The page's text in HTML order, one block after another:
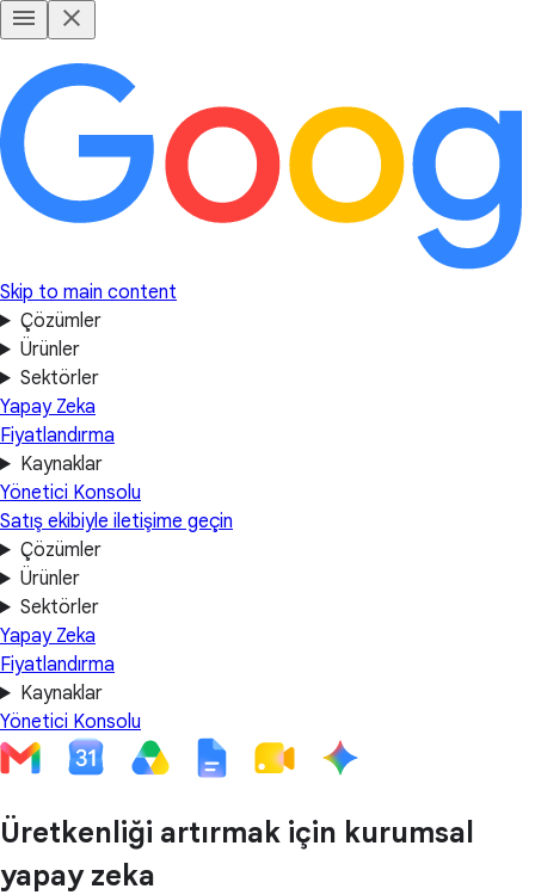
Skip to main content
Çözümler
Ürünler
Sektörler
Yapay Zeka
Fiyatlandırma
Kaynaklar
Yönetici Konsolu
Satış ekibiyle iletişime geçin
Çözümler
Ürünler
Sektörler
Yapay Zeka
Fiyatlandırma
Kaynaklar
Yönetici Konsolu
Üretkenliği artırmak için kurumsal
yapay zeka